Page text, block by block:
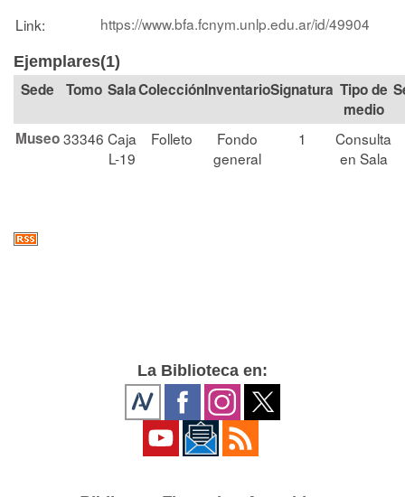
Link: https://www.bfa.fcnym.unlp.edu.ar/id/49904
Ejemplares(1)
Tomo SalaColección Signatura Tipo de
medio
Museo33346 Caja
L-19
Folleto
Fondo
general
1
Consulta
en Sala
La Biblioteca en: